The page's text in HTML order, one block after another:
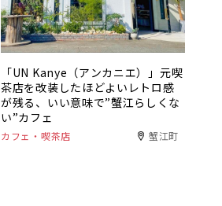
「UN Kanye（アンカニエ）」元喫
茶店を改装したほどよいレトロ感
が残る、いい意味で”蟹江らしくな
い”カフェ
カフェ・喫茶店 蟹江町